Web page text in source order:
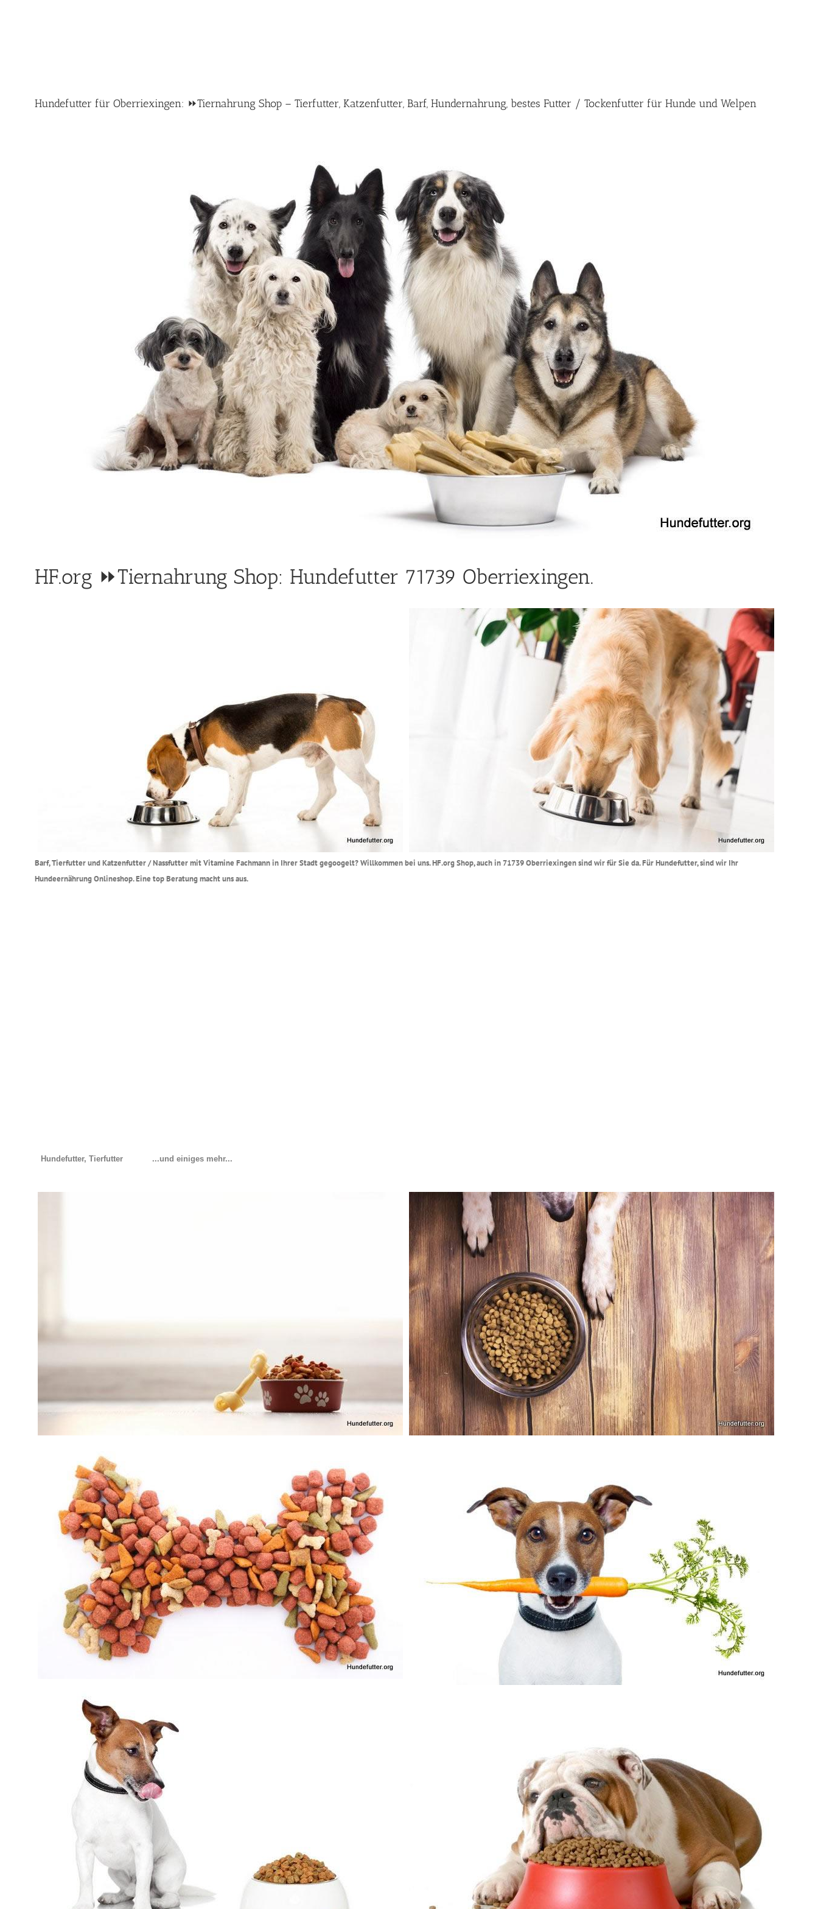
Hundefutter für Oberriexingen: ⏩Tiernahrung Shop – Tierfutter, Katzenfutter, Barf, Hundernahrung, bestes Futter / Tockenfutter für Hunde und Welpen
HF.org ⏩Tiernahrung Shop: Hundefutter 71739 Oberriexingen.
Barf, Tierfutter und Katzenfutter / Nassfutter mit Vitamine Fachmann in Ihrer Stadt gegoogelt? Willkommen bei uns. HF.org Shop, auch in 71739 Oberriexingen sind wir für Sie da. Für Hundefutter, sind wir Ihr
Hundeernährung Onlineshop. Eine top Beratung macht uns aus.
Hundefutter, Tierfutter ...und einiges mehr...